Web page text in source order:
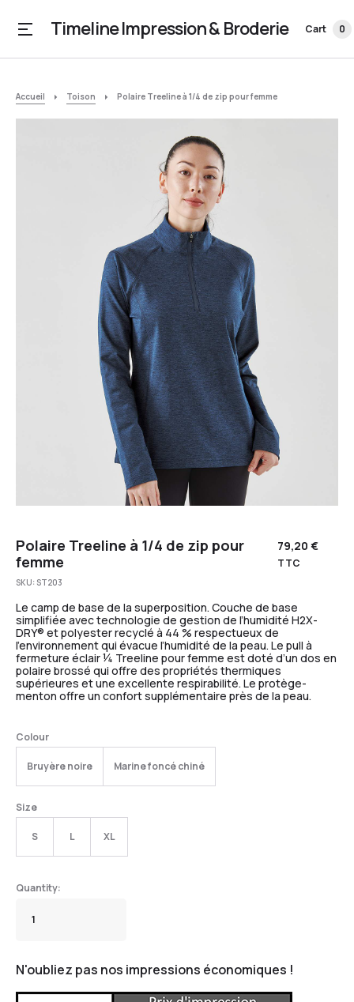
Timeline Impression & Broderie Cart 0
Accueil Toison Polaire Treeline à 1/4 de zip pour femme
Polaire Treeline à 1/4 de zip pour
femme
79,20€
TTC
SKU: ST203
Le camp de base de la superposition. Couche de base
simplifiée avec technologie de gestion de l’humidité H2X-
DRY® et polyester recyclé à 44 % respectueux de
l’environnement qui évacue l’humidité de la peau. Le pull à
fermeture éclair ¼ Treeline pour femme est doté d’un dos en
polaire brossé qui offre des propriétés thermiques
supérieures et une excellente respirabilité. Le protège-
menton offre un confort supplémentaire près de la peau.
Colour
Bruyère noire Marine foncé chiné
Size
S L XL
N'oubliez pas nos impressions économiques !